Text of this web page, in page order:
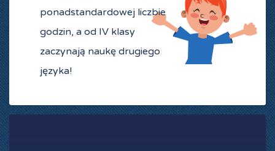
ponadstandardowej liczbie
godzin, a od IV klasy
zaczynają naukę drugiego
języka!